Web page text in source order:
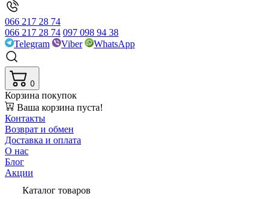
066 217 28 74
066 217 28 74 097 098 94 38
Telegram
Viber WhatsApp
0
Корзина покупок
Ваша корзина пуста!
Контакты
Возврат и обмен
Доставка и оплата
О нас
Блог
Акции
Каталог товаров